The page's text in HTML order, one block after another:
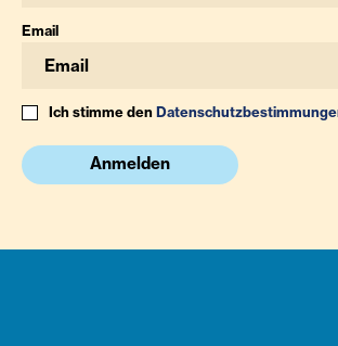
Email
Ich stimme den
Anmelden